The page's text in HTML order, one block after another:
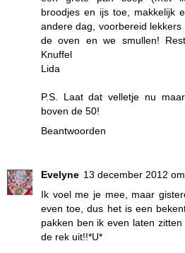
broodjes en ijs toe, makkelijk
andere dag, voorbereid
de oven en we smullen!
Knuffel
Lida
P.S. Laat dat velletje nu
boven de 50!
Beantwoorden
Evelyne 13 december 2012
Ik voel me je mee, maar
even toe, dus het is een
pakken ben ik even laten
de rek uit!!*U*